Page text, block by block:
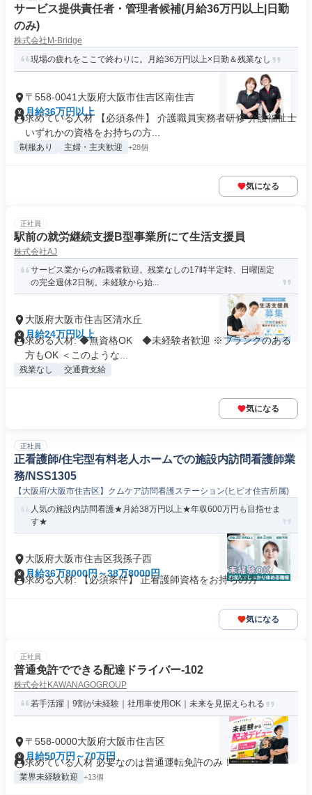
サービス提供責任者・管理者候補(月給36万円以上|日勤
のみ)
株式会社M-Bridge
現場の疲れをここで終わりに。月給36万円以上×日勤＆残業なし
〒558-0041大阪府大阪市住吉区南住吉
月給36万円以上
求めている人材 【必須条件】 介護職員実務者研修 介護福祉士
いずれかの資格をお持ちの方...
制服あり 主婦・主夫歓迎 +28個
気になる
正社員
駅前の就労継続支援B型事業所にて生活支援員
株式会社AJ
サービス業からの転職者歓迎。残業なしの17時半定時、日曜固定
の完全週休2日制。未経験から始...
大阪府大阪市住吉区清水丘
月給24万円以上
求める人材: ◆無資格OK ◆未経験者歓迎 ※ブランクのある
方もOK ＜このような...
残業なし 交通費支給
気になる
正社員
正看護師/住宅型有料老人ホームでの施設内訪問看護師業
務/NSS1305
【大阪府/大阪市住吉区】クムケア訪問看護ステーション(ヒビオ住吉所属)
人気の施設内訪問看護★月給38万円以上★年収600万円も目指せま
す★
大阪府大阪市住吉区我孫子西
月給36万8000円～38万8000円
求める人材: 【必須条件】 正看護師資格をお持ちの方
気になる
正社員
普通免許でできる配達ドライバー-102
株式会社KAWANAGOGROUP
若手活躍｜9割が未経験｜社用車使用OK｜未来を見据えられる
〒558-0000大阪府大阪市住吉区
月給50万円～70万円
求めている人材 必要なのは普通運転免許のみ！
業界未経験歓迎 +13個